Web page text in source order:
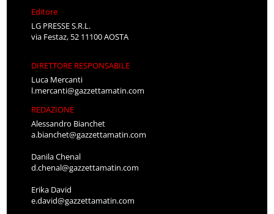
Editore
LG PRESSE S.R.L.
via Festaz, 52 11100 AOSTA
DIRETTORE RESPONSABILE
Luca Mercanti
l.mercanti@gazzettamatin.com
REDAZIONE
Alessandro Bianchet
a.bianchet@gazzettamatin.com
Danila Chenal
d.chenal@gazzettamatin.com
Erika David
e.david@gazzettamatin.com